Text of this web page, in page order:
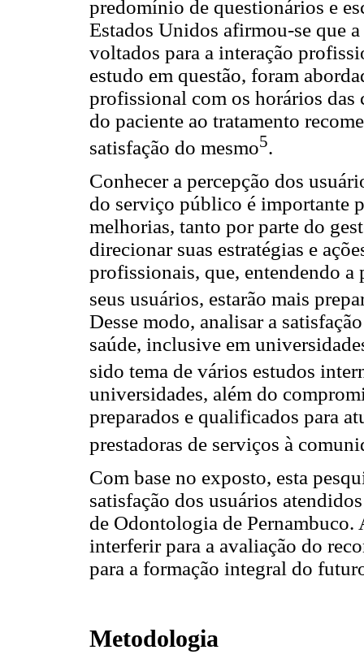
predomínio de questionários e
Estados Unidos afirmou-se que
voltados para a interação
estudo em questão, foram
profissional com os horários das
do paciente ao tratamento
satisfação do mesmo5.
Conhecer a percepção dos
do serviço público é importante
melhorias, tanto por parte do
direcionar suas estratégias e
profissionais, que, entendendo a
seus usuários, estarão mais
Desse modo, analisar a
saúde, inclusive em
sido tema de vários estudos
universidades, além do
preparados e qualificados para
prestadoras de serviços à
Com base no exposto, esta
satisfação dos usuários
de Odontologia de Pernambuco.
interferir para a avaliação do
para a formação integral do
Metodologia